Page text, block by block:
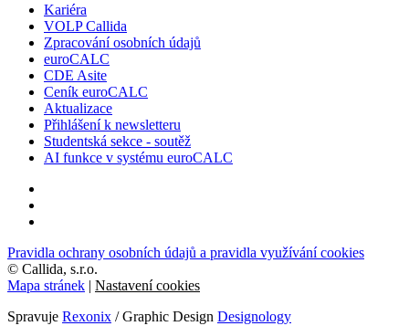
Kariéra
VOLP Callida
Zpracování osobních údajů
euroCALC
CDE Asite
Ceník euroCALC
Aktualizace
Přihlášení k newsletteru
Studentská sekce - soutěž
AI funkce v systému euroCALC
Pravidla ochrany osobních údajů a pravidla využívání cookies
© Callida, s.r.o.
Mapa stránek | Nastavení cookies
Spravuje Rexonix / Graphic Design Designology